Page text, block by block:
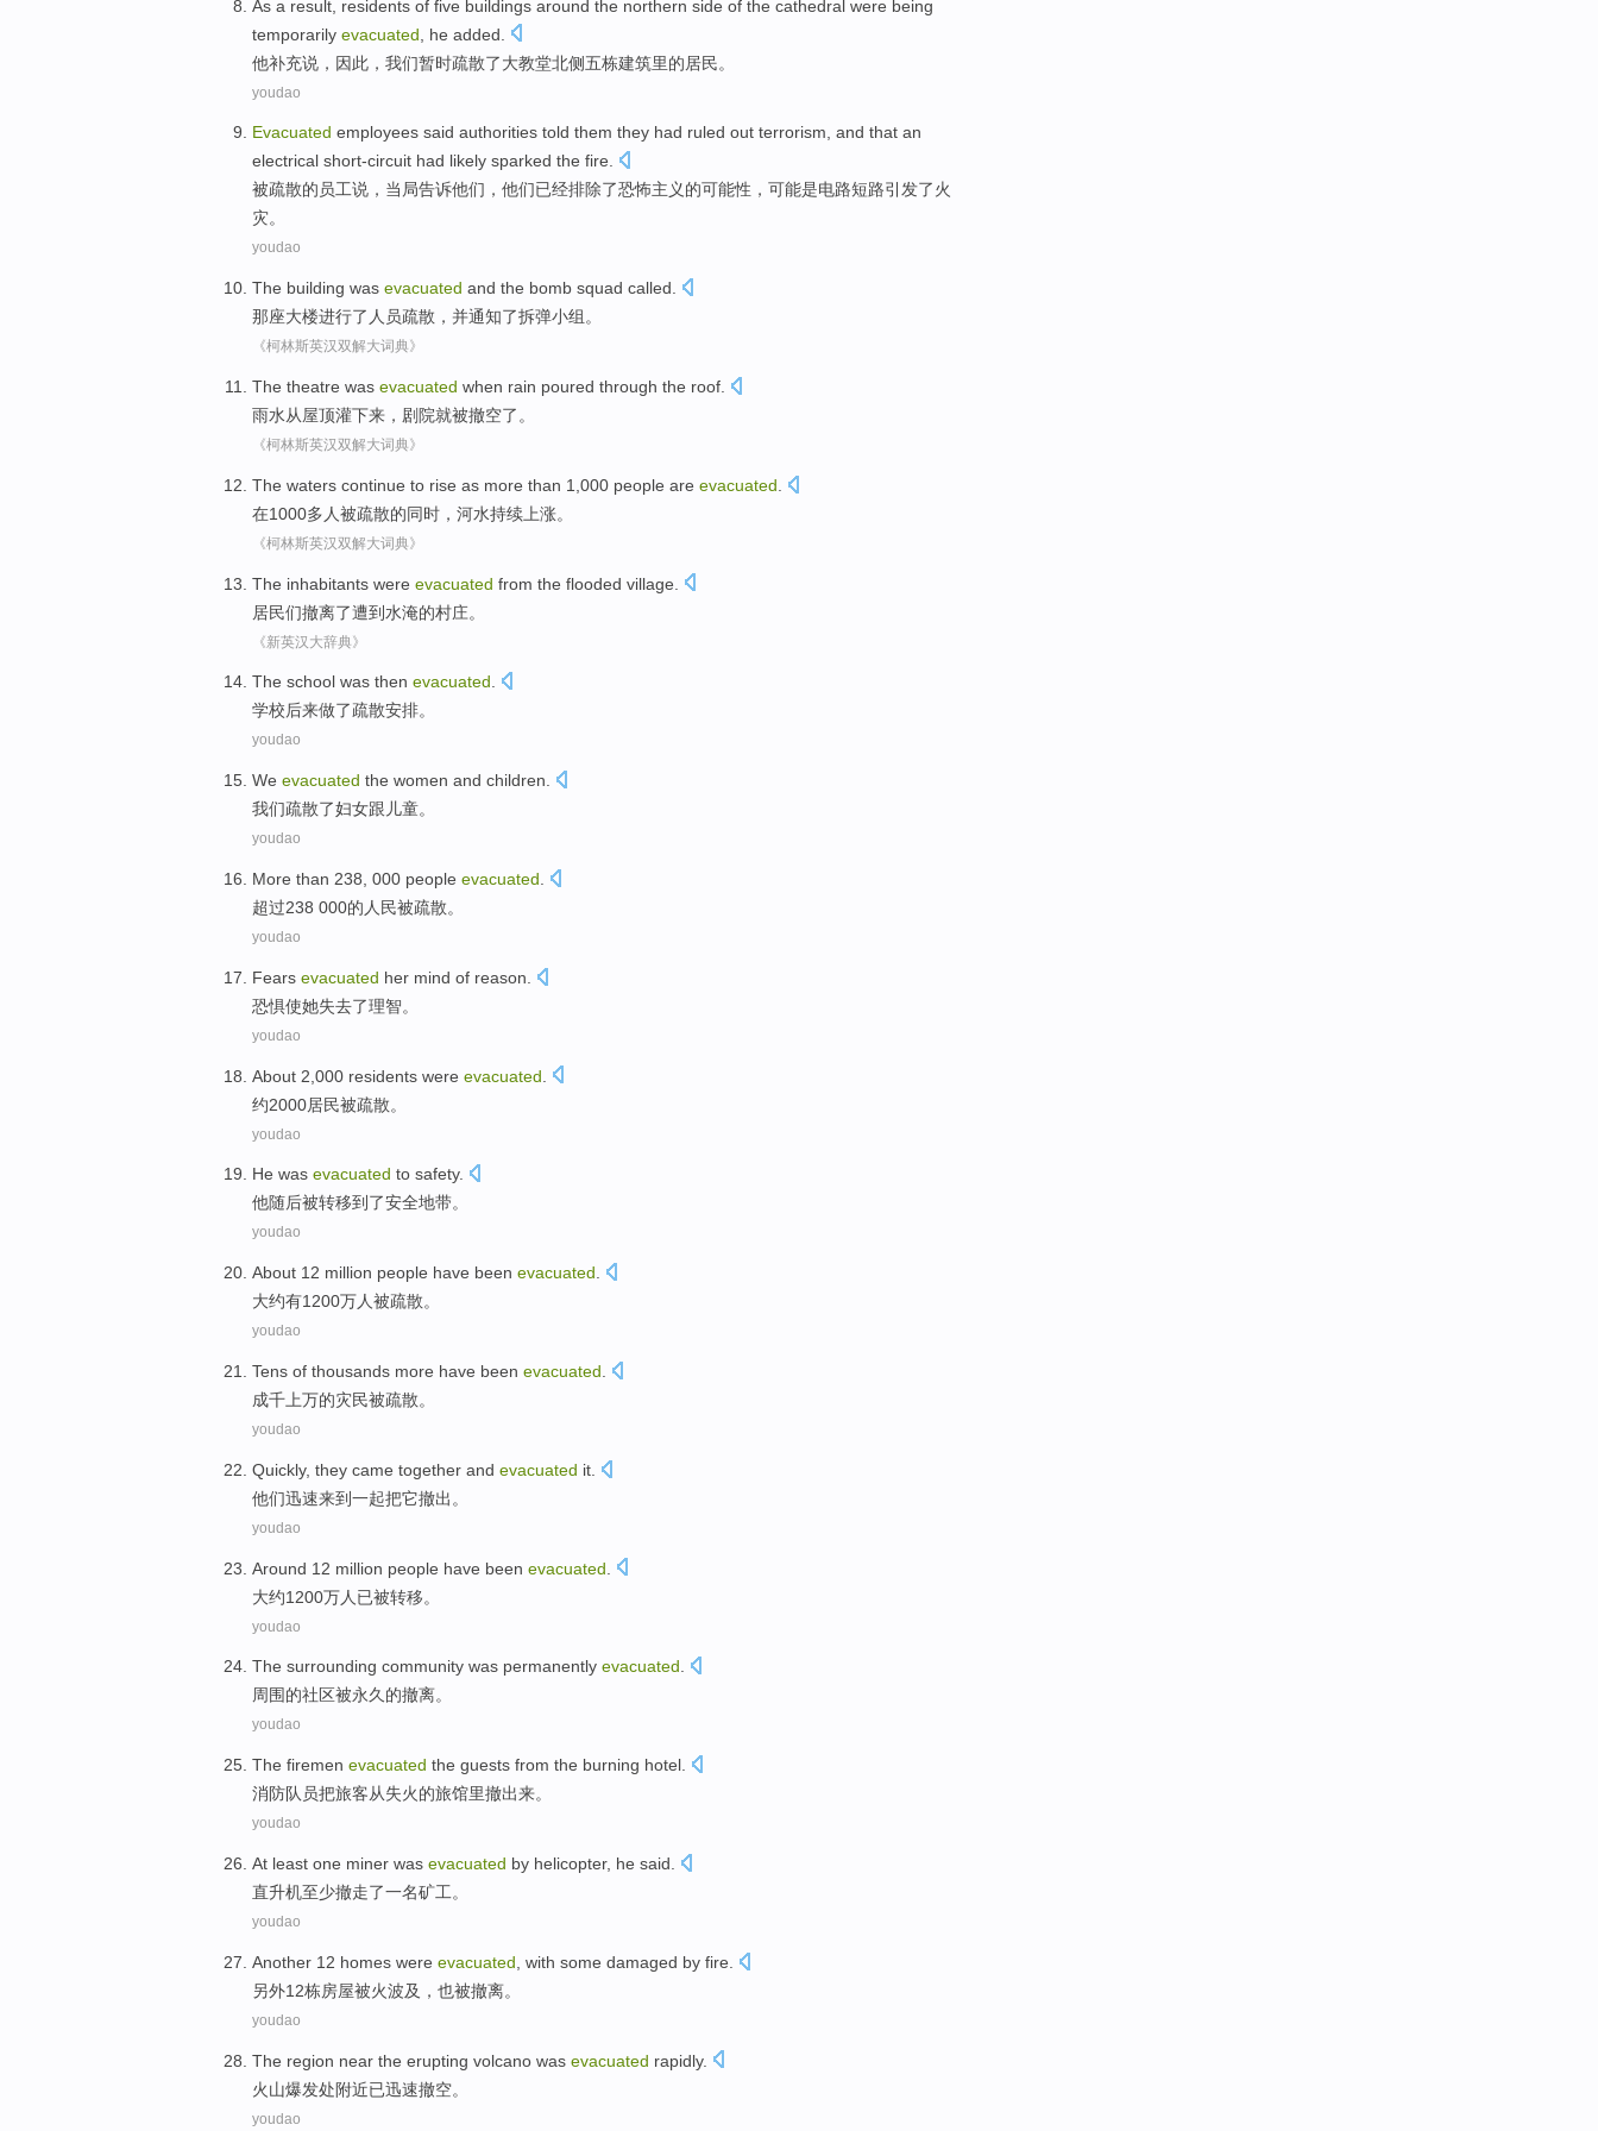
As a result residents of five buildings around the northern side of the cathedral were being
temporarily evacuated he added
他补充说 ， 因此 ，我们暂时疏散了大教堂北侧五栋建筑里的居民。
youdao
Evacuated employees said authorities told them they had ruled out terrorism, and that an
electrical short-circuit had likely sparked the fire.
被疏散的员工说 ， 当局告诉他们 ，他们已经排除了恐怖主义的可能性 ，可能是电路短路引发了火
灾。
youdao
The building was evacuated and the bomb squad called.
那座大楼进行了人员疏散， 并通知了拆弹小组。
《柯林斯英汉双解大词典》
The theatre was evacuated when rain poured through the roof
雨水从屋顶灌下来 ， 剧院就被撤空了。
《柯林斯英汉双解大词典》
The waters continue to rise as more than 1,000 people are evacuated
在1000多人被疏散的同时， 河水持续 上涨。
《柯林斯英汉双解大词典》
The inhabitants were evacuated from the flooded village
居民们撤离了遭到水淹的村庄。
《新英汉大辞典》
The school was then evacuated.
学校后来做了疏散安排。
youdao
We evacuated the women and children
我们疏散了妇女跟 儿童。
youdao
More than 238, 000 people evacuated
超过238 000的 人民被疏散。
youdao
Fears evacuated her mind of reason
恐惧使她失去了理智。
youdao
About 2,000 residents were evacuated
约2000居民被疏散。
youdao
He was evacuated to safety.
他随后被转移到了安全地带。
youdao
About 12 million people have been evacuated
大约有1200万人被疏散。
youdao
Tens of thousands more have been evacuated
成千 上万的灾民被疏散。
youdao
Quickly, they came together and evacuated it
他们迅速来到一起把它撤出。
youdao
Around 12 million people have been evacuated
大约1200万人 已被转移。
youdao
The surrounding community was permanently evacuated.
周围的社区被永久的撤离。
youdao
The firemen evacuated the guests from the burning hotel
消防队员把旅客从失火的旅馆里撤出来。
youdao
At least one miner was evacuated by helicopter, he said.
直升机至少撤走了一名矿工。
youdao
Another 12 homes were evacuated , with some damaged by fire
另外12栋房屋被火波及，也被撤离。
youdao
The region near the erupting volcano was evacuated rapidly.
火山爆发处附近已迅速撤空。
youdao